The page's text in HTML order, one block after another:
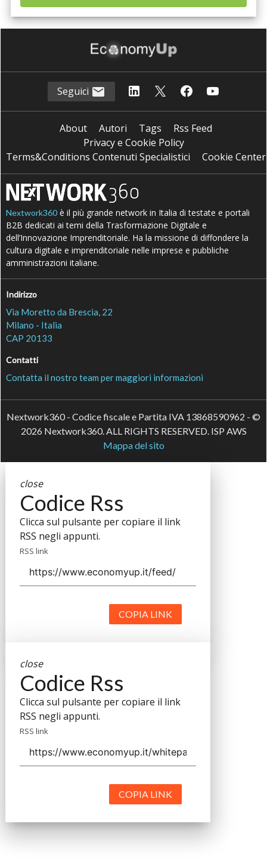
Seguici
About Autori Tags
Rss Feed
Privacy e Cookie Policy
Terms&Conditions Contenuti Specialistici
Cookie Center
Nextwork360 è il più grande network in Italia di testate e portali
B2B dedicati ai temi della Trasformazione Digitale e
dell’Innovazione Imprenditoriale. Ha la missione di diffondere la
cultura digitale e imprenditoriale nelle imprese e pubbliche
amministrazioni italiane.
Indirizzo
Via Moretto da Brescia, 22
Milano - Italia
CAP 20133
Contatti
Contatta il nostro team per maggiori informazioni
Nextwork360 - Codice fiscale e Partita IVA 13868590962 - ©
2026 Nextwork360. ALL RIGHTS RESERVED. ISP AWS
Mappa del sito
close
Codice Rss
Clicca sul pulsante per copiare il link
RSS negli appunti.
RSS link
COPIA LINK
close
Codice Rss
Clicca sul pulsante per copiare il link
RSS negli appunti.
RSS link
COPIA LINK